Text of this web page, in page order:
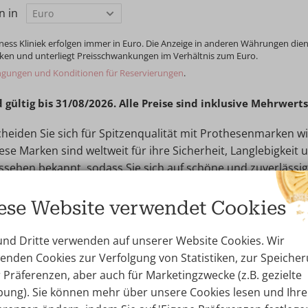
in
Kliniek erfolgen immer in Euro. Die Anzeige in anderen Währungen
und unterliegt Preisschwankungen im Verhältnis zum Euro.
und Konditionen für Reservierungen.
gültig bis 31/08/2026. Alle Preise sind inklusive
Sie sich für Spitzenqualität mit Prothesenmarken
Marken sind weltweit für ihre Sicherheit, Langlebigkeit
bekannt, sodass Sie sich auf schöne und
garantiert Ihnen hochwertige Brustprothesen.
Brustimplantate
und Motiva-Implantate
Website verwendet Cookies
Dritte verwenden auf unserer Website Cookies. Wir
Cookies zur Verfolgung von Statistiken, zur
aber auch für Marketingzwecke (z.B. gezielte
Sie können mehr über unsere Cookies lesen und Ihre